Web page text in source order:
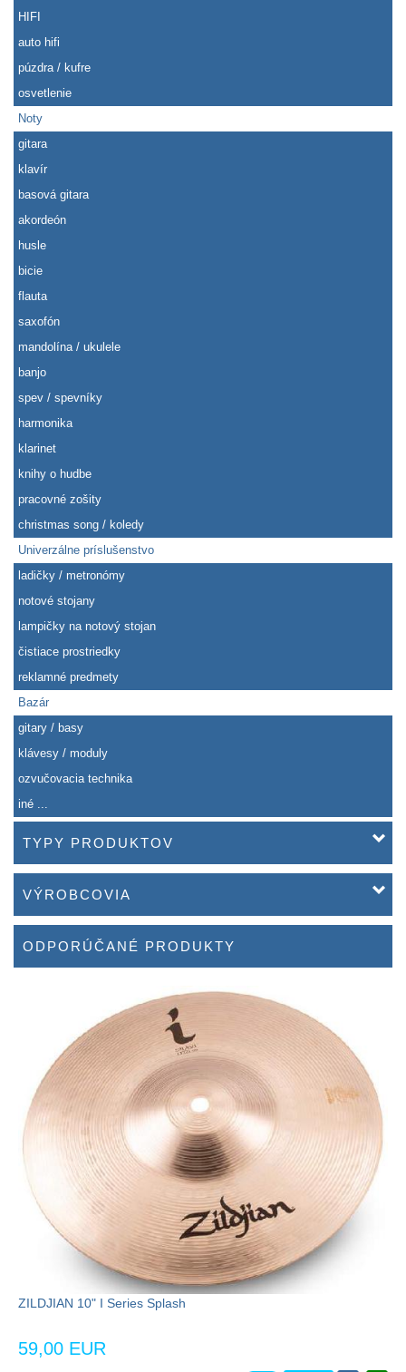
HIFI
auto hifi
púzdra / kufre
osvetlenie
Noty
gitara
klavír
basová gitara
akordeón
husle
bicie
flauta
saxofón
mandolína / ukulele
banjo
spev / spevníky
harmonika
klarinet
knihy o hudbe
pracovné zošity
christmas song / koledy
Univerzálne príslušenstvo
ladičky / metronómy
notové stojany
lampičky na notový stojan
čistiace prostriedky
reklamné predmety
Bazár
gitary / basy
klávesy / moduly
ozvučovacia technika
iné ...
TYPY PRODUKTOV
VÝROBCOVIA
ODPORÚČANÉ PRODUKTY
ZILDJIAN 10" I Series Splash
59,00 EUR